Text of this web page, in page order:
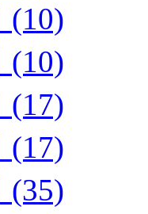
(10)
(10)
(17)
(17)
(35)